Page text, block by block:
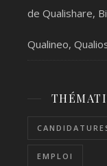
de Qualishare,
Qualineo,
EMPLOI